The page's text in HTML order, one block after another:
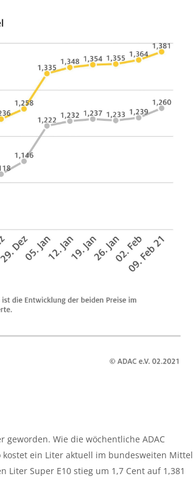
Wie die wöchentliche ADAC
ein Liter aktuell im bundesweiten Mittel
Liter Super E10 stieg um 1,7 Cent auf 1,381